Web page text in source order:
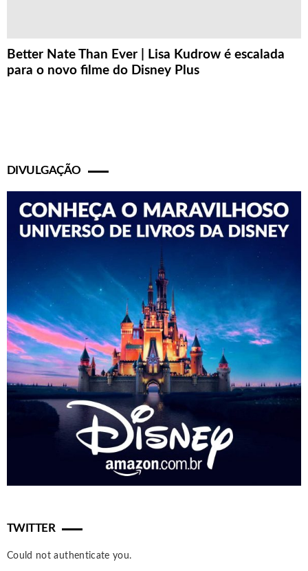
Better Nate Than Ever | Lisa Kudrow é escalada
para o novo filme do Disney Plus
DIVULGAÇÃO
TWITTER
Could not authenticate you.